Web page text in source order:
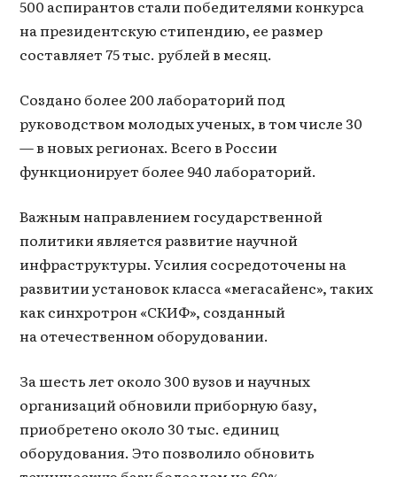
500 аспирантов стали победителями конкурса
на президентскую стипендию, ее размер
составляет 75 тыс. рублей в месяц.
Создано более 200 лабораторий под
руководством молодых ученых, в том числе 30
— в новых регионах. Всего в России
функционирует более 940 лабораторий.
Важным направлением государственной
политики является развитие научной
инфраструктуры. Усилия сосредоточены на
развитии установок класса «мегасайенс», таких
как синхротрон «СКИФ», созданный
на отечественном оборудовании.
За шесть лет около 300 вузов и научных
организаций обновили приборную базу,
приобретено около 30 тыс. единиц
оборудования. Это позволило обновить